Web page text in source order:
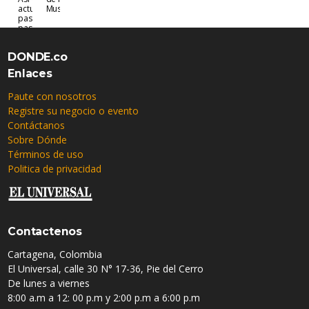
actuar
paso a
paso
Museos
DONDE.co
Enlaces
Paute con nosotros
Registre su negocio o evento
Contáctanos
Sobre Dónde
Términos de uso
Politica de privacidad
Contactenos
Cartagena, Colombia
El Universal, calle 30 N° 17-36, Pie del Cerro
De lunes a viernes
8:00 a.m a 12: 00 p.m y 2:00 p.m a 6:00 p.m